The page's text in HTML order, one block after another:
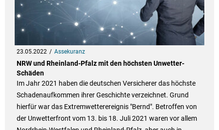
23.05.2022 Assekuranz
NRW und Rheinland-Pfalz mit den höchsten Unwetter-
Schäden
Im Jahr 2021 haben die deutschen Versicherer das höchste
Schadenaufkommen ihrer Geschichte verzeichnet. Grund
hierfür war das Extremwetterereignis "Bernd". Betroffen von
der Unwetterfront vom 13. bis 18. Juli 2021 waren vor allem